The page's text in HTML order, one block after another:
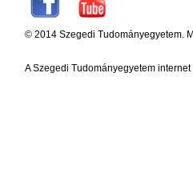
© 2014 Szegedi Tudományegyetem.
A Szegedi Tudományegyetem